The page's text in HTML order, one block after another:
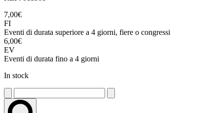
7,00€
FI
Eventi di durata superiore a 4 giorni, fiere o congressi
6,00€
EV
Eventi di durata fino a 4 giorni
In stock